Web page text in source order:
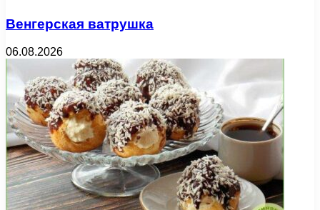
Венгерская ватрушка
06.08.2026